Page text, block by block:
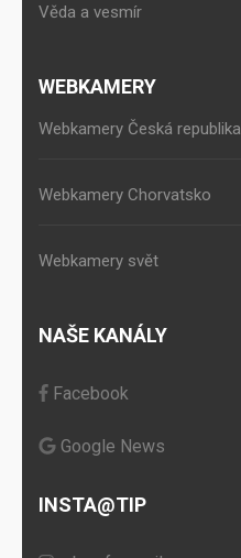
Věda a vesmír
WEBKAMERY
Webkamery Česká republika
Webkamery Chorvatsko
Webkamery svět
NAŠE KANÁLY
Facebook
Google News
INSTA@TIP